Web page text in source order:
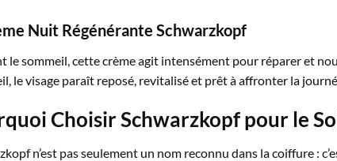
Nuit Régénérante Schwarzkopf
le sommeil, cette crème agit intensément pour réparer et
le visage paraît reposé, revitalisé et prêt à affronter la
Choisir Schwarzkopf pour le
n’est pas seulement un nom reconnu dans la coiffure :